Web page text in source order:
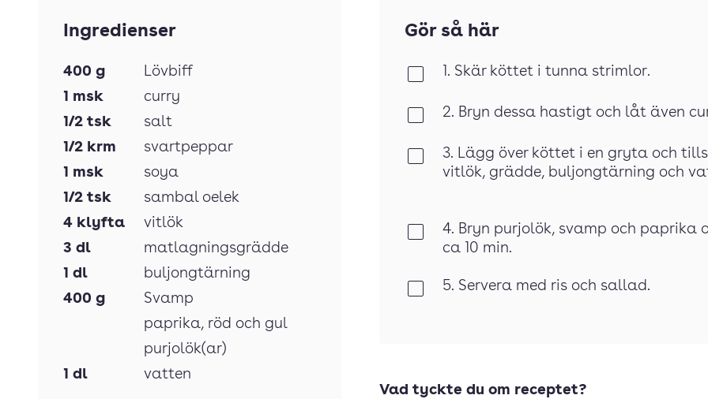
Ingredienser
400 g
Lövbiff
1 msk
curry
1/2 tsk
salt
1/2 krm
svartpeppar
1 msk
soya
1/2 tsk
sambal oelek
4 klyfta
vitlök
3 dl
matlagningsgrädde
1 dl
buljongtärning
400 g
Svamp
paprika, röd och gul
purjolök(ar)
1 dl vatten
Gör så här
1. Skär köttet i tunna strimlor.
2. Bryn dessa hastigt och låt även
3. Lägg över köttet i en gryta och
vitlök, grädde, buljongtärning och
4. Bryn purjolök, svamp och
ca 10 min.
5. Servera med ris och sallad.
Vad tyckte du om receptet?